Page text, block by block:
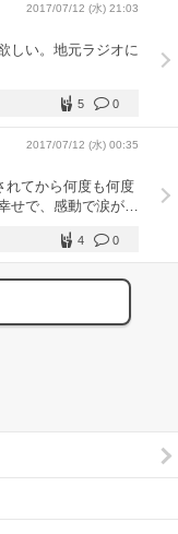
2017/07/12 (水) 21:03
しい。地元ラジオに
0
5
2017/07/12 (水) 00:35
れてから何度も何度
せで、感動で涙が出
時間もおもしろく
イチロウさんが出演
かったです。 さわ
くれたのも本当に嬉
0
4